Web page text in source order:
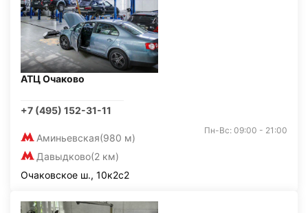
АТЦ Очаково
+7 (495) 152-31-11
Аминьевская(980 м)
Давыдково(2 км)
Пн-Вс: 09:00 - 21:00
Очаковское ш., 10к2с2